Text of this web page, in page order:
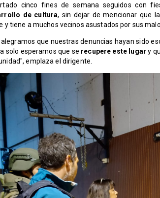
cinco fines de semana seguidos con
de cultura, sin dejar de mencionar que
y tiene a muchos vecinos asustados por sus
alegramos que nuestras denuncias hayan sido
solo esperamos que se recupere este lugar y
emplaza el dirigente.